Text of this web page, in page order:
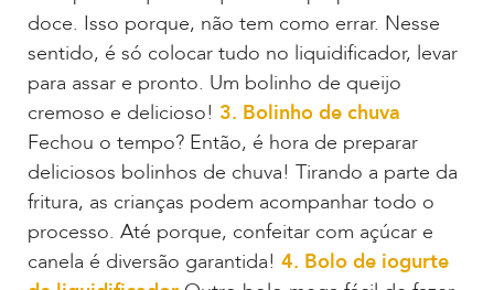
doce. Isso porque, não tem como errar. Nesse
sentido, é só colocar tudo no liquidificador, levar
para assar e pronto. Um bolinho de queijo
cremoso e delicioso! 3. Bolinho de chuva
Fechou o tempo? Então, é hora de preparar
deliciosos bolinhos de chuva! Tirando a parte da
fritura, as crianças podem acompanhar todo o
processo. Até porque, confeitar com açúcar e
canela é diversão garantida! 4. Bolo de iogurte